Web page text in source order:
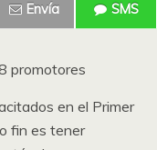
Envía SMS
promotores
en el Primer
fin es tener